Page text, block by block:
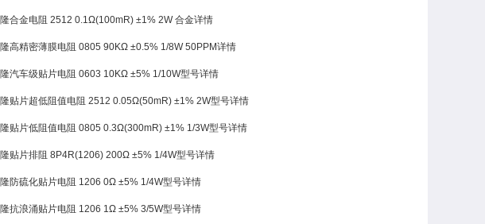
合金电阻 2512 0.1Ω(100mR) ±1% 2W 合金详情
高精密薄膜电阻 0805 90KΩ ±0.5% 1/8W 50PPM详情
汽车级贴片电阻 0603 10KΩ ±5% 1/10W型号详情
贴片超低阻值电阻 2512 0.05Ω(50mR) ±1% 2W型号详情
贴片低阻值电阻 0805 0.3Ω(300mR) ±1% 1/3W型号详情
贴片排阻 8P4R(1206) 200Ω ±5% 1/4W型号详情
防硫化贴片电阻 1206 0Ω ±5% 1/4W型号详情
抗浪涌贴片电阻 1206 1Ω ±5% 3/5W型号详情